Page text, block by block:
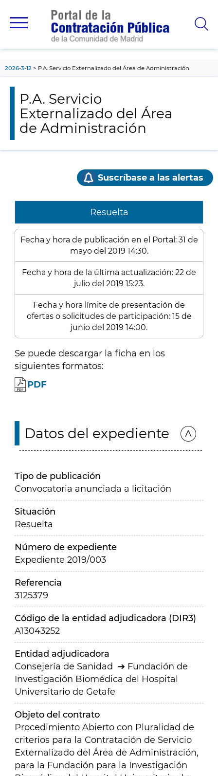
principal
2026-3-12 P.A. Servicio Externalizado del Área de Administración
P.A. Servicio
Externalizado del Área
de Administración
Suscríbase a las alertas
Resuelta
Fecha y hora de publicación en el Portal: 31 de
mayo del 2019 14:30.
Fecha y hora de la última actualización: 22 de
julio del 2019 15:23.
Fecha y hora límite de presentación de
ofertas o solicitudes de participación: 15 de
junio del 2019 14:00.
Se puede descargar la ficha en los
siguientes formatos:
PDF
Datos del expediente
Tipo de publicación
Convocatoria anunciada a licitación
Situación
Resuelta
Número de expediente
Expediente 2019/003
Referencia
3125379
Código de la entidad adjudicadora (DIR3)
A13043252
Entidad adjudicadora
Consejería de Sanidad
Fundación de
Investigación Biomédica del Hospital
Universitario de Getafe
Objeto del contrato
Procedimiento Abierto con Pluralidad de
criterios para la Contratación de Servicio
Externalizado del Área de Administración,
para la Fundación para la Investigación